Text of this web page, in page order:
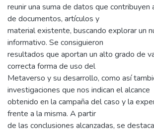
reunir una suma de datos que contribuyen
de documentos, artículos y
material existente, buscando explorar un
informativo. Se consiguieron
resultados que aportan un alto grado de
correcta forma de uso del
Metaverso y su desarrollo, como así
investigaciones que nos indican el alcance
obtenido en la campaña del caso y la
frente a la misma. A partir
de las conclusiones alcanzadas, se